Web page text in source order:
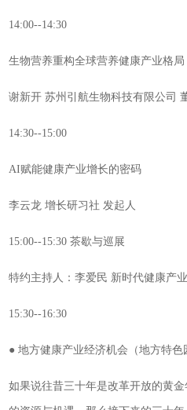
14:00--14:30
生物营养重构全球营养健康产业格局
谢新开 苏州引航生物科技有限公司
14:30--15:00
AI赋能健康产业增长的密码
李云龙 增长研习社 发起人
15:00--15:30 茶歇与巡展
特约主持人：李爱民 新时代健康产
15:30--16:30
● 地方健康产业经济机会（地方特色
如果说往昔三十年是改革开放的黄